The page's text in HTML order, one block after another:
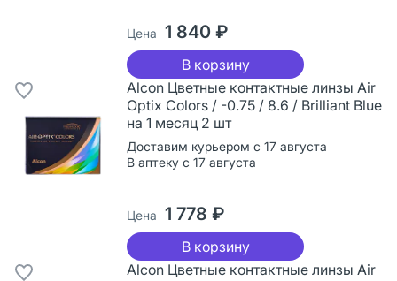
Цена 1 840 ₽
В корзину
Alcon Цветные контактные линзы Air
Optix Colors / -0.75 / 8.6 / Brilliant Blue
на 1 месяц 2 шт
Доставим курьером с 17 августа
В аптеку с 17 августа
Цена 1 778 ₽
В корзину
Alcon Цветные контактные линзы Air